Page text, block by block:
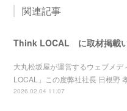
関連記事
大丸松坂屋が運営するウェブメデ
LOCAL」この度弊社社長 日根野
2026.02.04 11:07